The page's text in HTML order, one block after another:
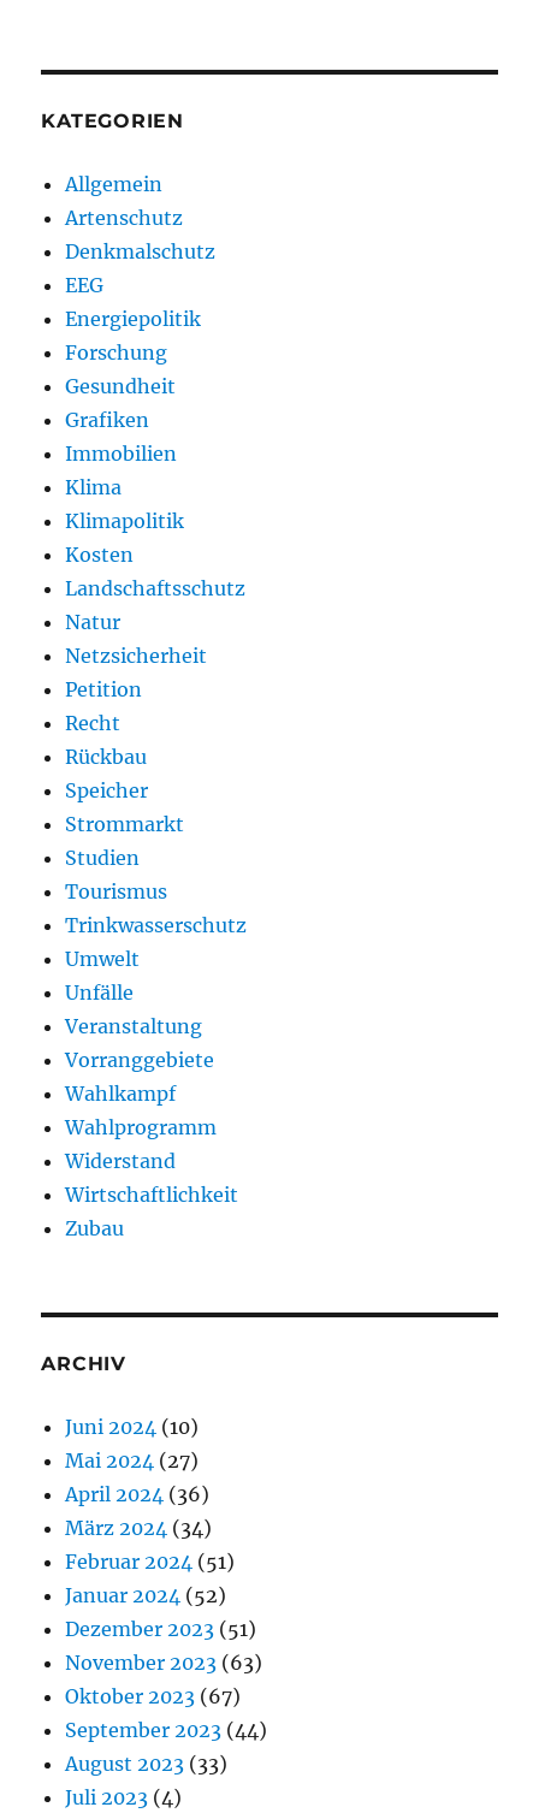
KATEGORIEN
Allgemein
Artenschutz
Denkmalschutz
EEG
Energiepolitik
Forschung
Gesundheit
Grafiken
Immobilien
Klima
Klimapolitik
Kosten
Landschaftsschutz
Natur
Netzsicherheit
Petition
Recht
Rückbau
Speicher
Strommarkt
Studien
Tourismus
Trinkwasserschutz
Umwelt
Unfälle
Veranstaltung
Vorranggebiete
Wahlkampf
Wahlprogramm
Widerstand
Wirtschaftlichkeit
Zubau
ARCHIV
Juni 2024 (10)
Mai 2024 (27)
April 2024 (36)
März 2024 (34)
Februar 2024 (51)
Januar 2024 (52)
Dezember 2023 (51)
November 2023 (63)
Oktober 2023 (67)
September 2023 (44)
August 2023 (33)
Juli 2023 (4)